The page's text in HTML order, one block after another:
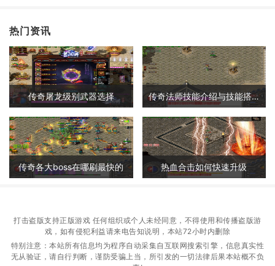
热门资讯
传奇屠龙级别武器选择 传奇法师技能介绍与技能搭配详解
传奇各大boss在哪刷最快的 热血合击如何快速升级
打击盗版支持正版游戏 任何组织或个人未经同意，不得使用和传播盗版游
戏，如有侵犯利益请来电告知说明，本站72小时内删除
特别注意：本站所有信息均为程序自动采集自互联网搜索引擎，信息真实性
无从验证，请自行判断，谨防受骗上当，所引发的一切法律后果本站概不负